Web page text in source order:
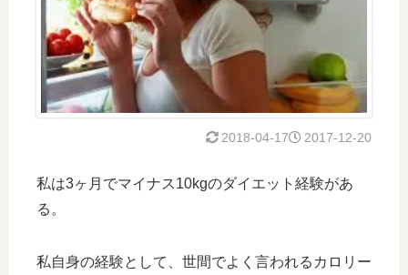
2017-12-20
2018-04-17
私は3ヶ月でマイナス10kgのダイエット経験があ
る。
私自身の経験として、世間でよく言われるカロリー